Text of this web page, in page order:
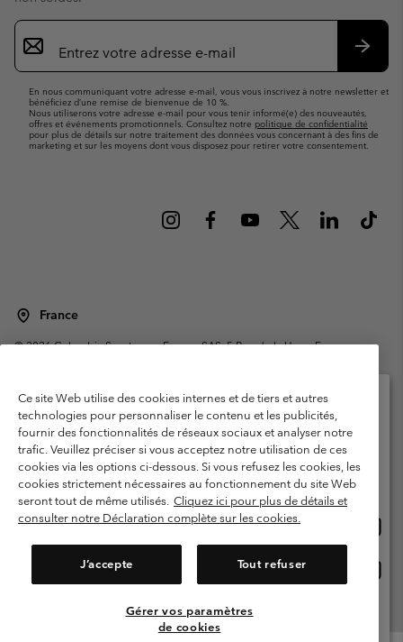
Inscription
par
e-
En nous communiquant votre adresse e-mail, vous vous inscrivez à notre newsletter et
bénéficiez d’une remise de bienvenue de 10 %.
Nous utiliserons votre adresse e-mail pour vous tenir informé(e) des nouveautés,
offres et événements promotionnels. Consultez notre politique de confidentialité
pour plus de détails sur notre traitement des données vous concernant à des fins de
marketing et sur les moyens dont vous disposez pour retirer votre consentement.
France
©2026Columbia Sportswear Europe SAS. 5 Rue de la Haye, Espace
Garanties Légales
Politique de confidentialité
Conditions d'utilisation - Membres
Conditions D'utilisation - Contenu généré par l'utilisateur
Impressum
Cookies
Public CBCR
Ce site Web utilise des cookies internes et de tiers et autres
technologies pour personnaliser le contenu et les publicités,
fournir des fonctionnalités de réseaux sociaux et analyser notre
trafic. Veuillez préciser si vous acceptez notre utilisation de ces
cookies via les options ci-dessous. Si vous refusez les cookies, les
cookies strictement nécessaires au fonctionnement du site Web
seront tout de même utilisés. Cliquez ici pour plus de détails et
consulter notre Déclaration complète sur les cookies.
J’accepte Tout refuser
Gérer vos paramètres
de cookies
Veuillez sélectionner votre pays d’expédition et
votre langue
Achats en ligne disponibles
United States
ligne
France
Voir Tous Les Pays